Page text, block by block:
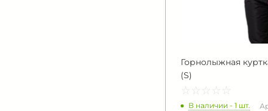
Горнолыжная
(S)
☆ ☆ ☆ ☆ ☆
★ ★ ★ ★ ★
В наличии - 1 шт.